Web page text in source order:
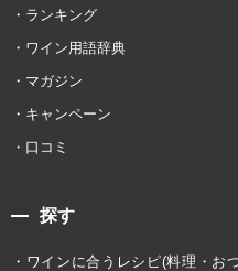
ランキング
ワイン用語辞典
マガジン
キャンペーン
口コミ
探す
ワインに合うレシピ(料理・お